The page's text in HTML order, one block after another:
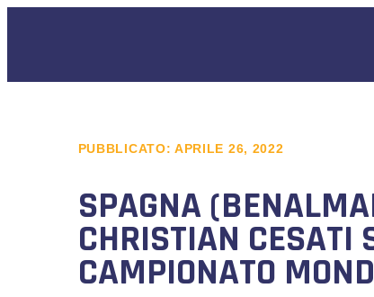
PUBBLICATO:APRILE 26, 2022
SPAGNA
CHRISTIAN CESATI
CAMPIONATO